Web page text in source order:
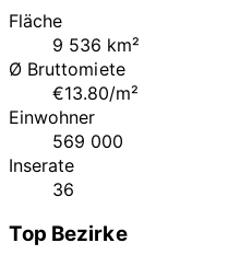
Fläche
9 536 km²
Ø Bruttomiete
€13.80/m²
Einwohner
569 000
Inserate
36
Top Bezirke